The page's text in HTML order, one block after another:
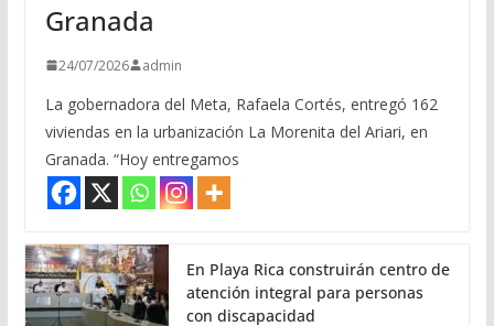
Granada
24/07/2026 admin
La gobernadora del Meta, Rafaela Cortés, entregó 162
viviendas en la urbanización La Morenita del Ariari, en
Granada. “Hoy entregamos
En Playa Rica construirán centro de
atención integral para personas
con discapacidad